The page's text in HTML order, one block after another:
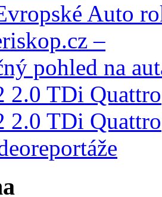
Auto
2.0 TDi Quattro